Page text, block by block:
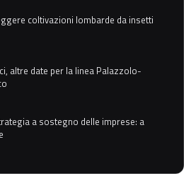
coltivazioni lombarde da insetti
altre date per la linea Palazzolo-
a sostegno delle imprese: a